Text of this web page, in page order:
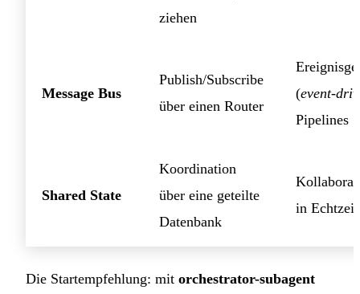
ziehen
Message Bus
Publish/Subscribe
über einen Router
(event-
Pipelines
Shared State
Koordination
über eine geteilte
Datenbank
in Echtzeit
Die Startempfehlung: mit orchestrator-subagent